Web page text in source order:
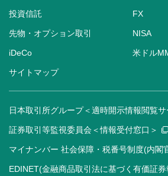
投資信託 FX
先物・オプション取引 NISA
iDeCo 米ドル
サイトマップ
日本取引所グループ＜適時開示情報閲覧サ
証券取引等監視委員会＜情報受付窓口＞
マイナンバー 社会保障・税番号制度(内閣
EDINET(金融商品取引法に基づく有価証